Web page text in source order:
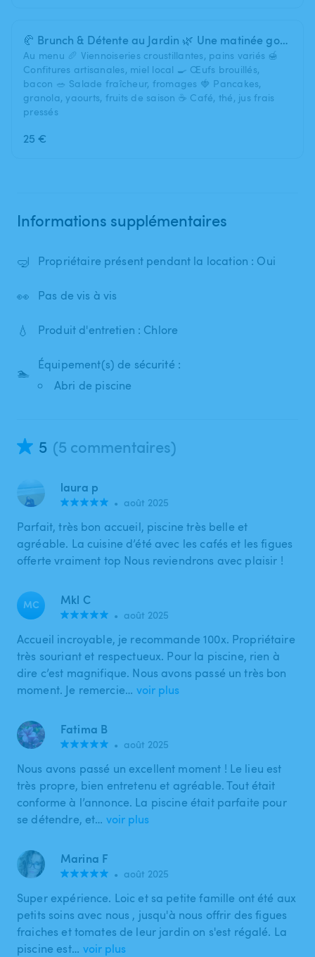
🥐 Brunch & Détente au Jardin 🌿 Une matinée gourmande et conviviale
Au menu 🥖 Viennoiseries croustillantes, pains variés 🍯
Confitures artisanales, miel local 🍳 Œufs brouillés,
bacon 🥗 Salade fraîcheur, fromages 🍓 Pancakes,
granola, yaourts, fruits de saison ☕ Café, thé, jus frais
pressés
25 €
Informations supplémentaires
🤿 Propriétaire présent pendant la location : Oui
👀 Pas de vis à vis
💧 Produit d'entretien : Chlore
🏊
Équipement(s) de sécurité :
Abri de piscine
5 (5 commentaires)
laura p
• août 2025
Parfait, très bon accueil, piscine très belle et
agréable. La cuisine d’été avec les cafés et les figues
offerte vraiment top Nous reviendrons avec plaisir !
MC Mkl C
• août 2025
Accueil incroyable, je recommande 100x. Propriétaire
très souriant et respectueux. Pour la piscine, rien à
dire c’est magnifique. Nous avons passé un très bon
moment. Je remercie… voir plus
Fatima B
• août 2025
Nous avons passé un excellent moment ! Le lieu est
très propre, bien entretenu et agréable. Tout était
conforme à l’annonce. La piscine était parfaite pour
se détendre, et… voir plus
Marina F
• août 2025
Super expérience. Loic et sa petite famille ont été aux
petits soins avec nous , jusqu'à nous offrir des figues
fraiches et tomates de leur jardin on s'est régalé. La
piscine est… voir plus